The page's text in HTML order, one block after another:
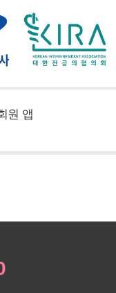
원 앱